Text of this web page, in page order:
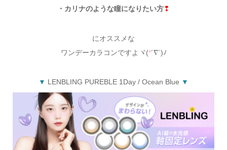
・カリナのような瞳になりたい方❢
にオススメな
ワンデーカラコンですよヾ(*´∇`)ﾉ
▼ LENBLING PUREBLE 1Day / Ocean Blue ▼